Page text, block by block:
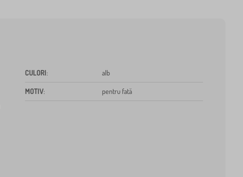
CULORI: alb
MOTIV: pentru fată